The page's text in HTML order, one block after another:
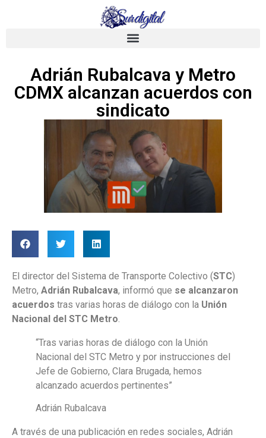
Adrián Rubalcava y Metro
CDMX alcanzan acuerdos con
sindicato
El director del Sistema de Transporte Colectivo (STC)
Metro, Adrián Rubalcava, informó que se alcanzaron
acuerdos tras varias horas de diálogo con la Unión
Nacional del STC Metro
“Tras varias horas de diálogo con la Unión
Nacional del STC Metro y por instrucciones del
Jefe de Gobierno, Clara Brugada, hemos
alcanzado acuerdos pertinentes”
Adrián Rubalcava
A través de una publicación en redes sociales, Adrián